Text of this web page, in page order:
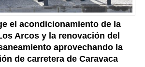
el acondicionamiento de la
Arcos y la renovación del
aprovechando la
de carretera de Caravaca